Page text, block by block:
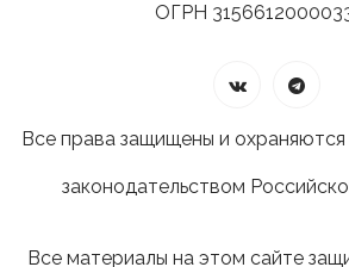
ОГРН
Все права защищены и
законодательством
Все материалы на этом сайте